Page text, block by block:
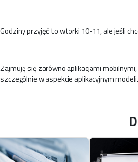
Godziny przyjęć to wtorki 10-11, ale jeśli
Zajmuję się zarówno aplikacjami
szczególnie w aspekcie aplikacyjnym modeli.
Aktualne informacje o mnie dostępne są na